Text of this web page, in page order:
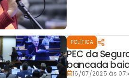
POLÍTICA
PEC da
bancada
16/07/2025 às